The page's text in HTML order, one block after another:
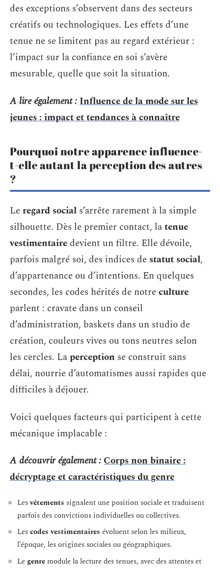
des exceptions s’observent dans des secteurs
créatifs ou technologiques. Les effets d’une
tenue ne se limitent pas au regard extérieur :
l’impact sur la confiance en soi s’avère
mesurable, quelle que soit la situation.
A lire également :Influence de la mode sur les
jeunes : impact et tendances à connaître
Pourquoi notre apparence influence-
t-elle autant la perception des autres
?
Leregard social s’arrête rarement à la simple
silhouette. Dès le premier contact, latenue
vestimentairedevient un filtre. Elle dévoile,
parfois malgré soi, des indices de statut social,
d’appartenance ou d’intentions. En quelques
secondes, les codes hérités de notreculture
parlent : cravate dans un conseil
d’administration, baskets dans un studio de
création, couleurs vives ou tons neutres selon
les cercles. Laperception se construit sans
délai, nourrie d’automatismes aussi rapides que
difficiles à déjouer.
Voici quelques facteurs qui participent à cette
mécanique implacable :
A découvrir également :Corps non binaire :
décryptage et caractéristiques du genre
Lesvêtements signalent une position sociale et traduisent
parfois des convictions individuelles ou collectives.
Lescodes vestimentaires évoluent selon les milieux,
l’époque, les origines sociales ou géographiques.
Le genre module la lecture des tenues, avec des attentes et